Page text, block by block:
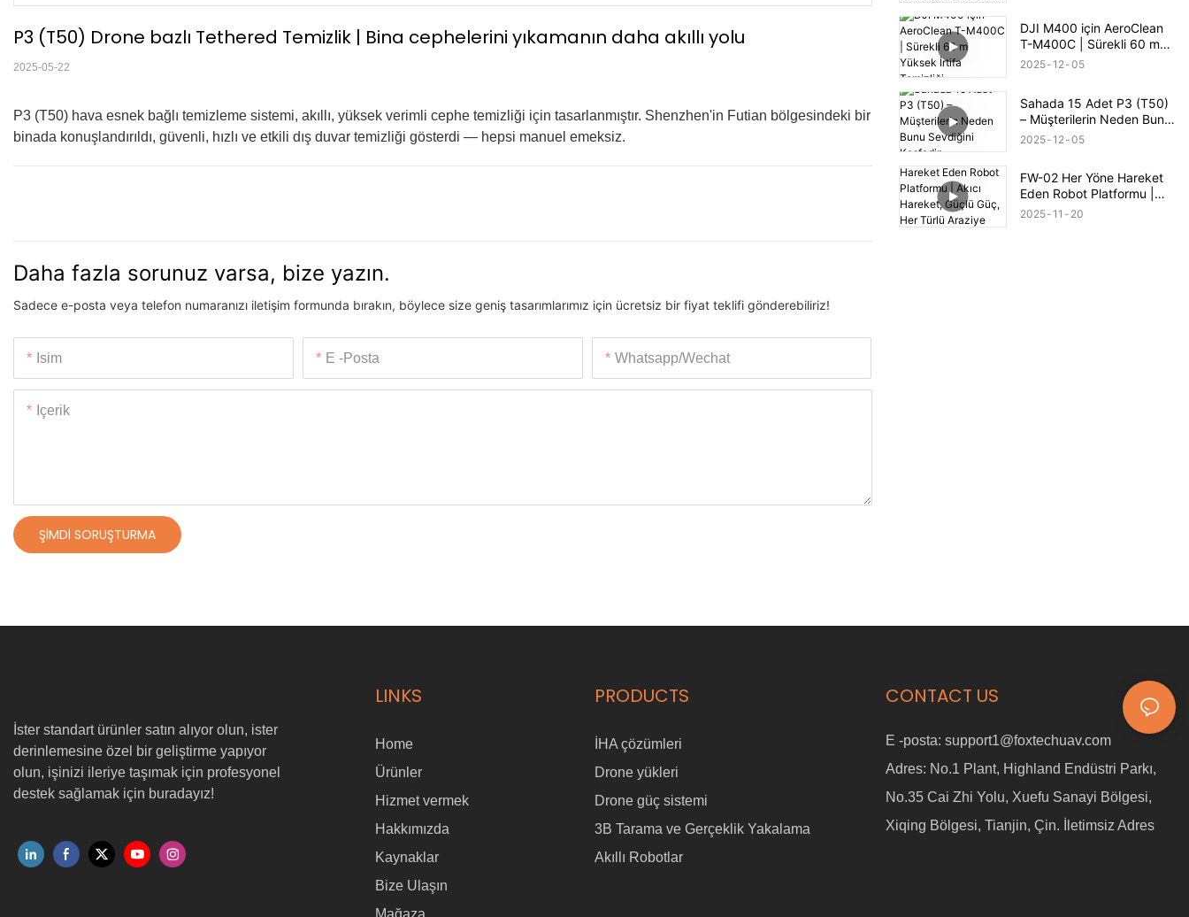
P3 (T50) Drone bazlı Tethered Temizlik | Bina cephelerini yıkamanın daha akıllı yolu
2025-05-22
P3 (T50) hava esnek bağlı temizleme sistemi, akıllı, yüksek verimli cephe temizliği için tasarlanmıştır. Shenzhen'in Futian bölgesindeki bir
binada konuşlandırıldı, güvenli, hızlı ve etkili dış duvar temizliği gösterdi — hepsi manuel emeksiz.
Daha fazla sorunuz varsa, bize yazın.
Sadece e-posta veya telefon numaranızı iletişim formunda bırakın, böylece size geniş tasarımlarımız için ücretsiz bir fiyat teklifi gönderebiliriz!
Isim E -posta Whatsapp/wechat
Içerik
ŞIMDI SORUŞTURMA
DJI M400 için AeroClean
T-M400C | Sürekli 60 m
Yüksek İrtifa Temizliği
2025 12 05
Sahada 15 Adet P3 (T50)
– Müşterilerin Neden Bunu
Sevdiğini Keşfedin
2025 12 05
FW-02 Her Yöne Hareket
Eden Robot Platformu |
Akıcı Hareket, Güçlü Güç,
2025 11 20
İster standart ürünler satın alıyor olun, ister
derinlemesine özel bir geliştirme yapıyor
olun, işinizi ileriye taşımak için profesyonel
destek sağlamak için buradayız!
LINKS
Home
Ürünler
Hizmet vermek
Hakkımızda
Kaynaklar
Bize Ulaşın
Mağaza
PRODUCTS
İHA çözümleri
Drone yükleri
Drone güç sistemi
3B Tarama ve Gerçeklik Yakalama
Akıllı Robotlar
CONTACT US
E -posta: support1@foxtechuav.com
Adres: No.1 Plant, Highland Endüstri Parkı,
No.35 Cai Zhi Yolu, Xuefu Sanayi Bölgesi,
Xiqing Bölgesi, Tianjin, Çin. İletimsiz Adres